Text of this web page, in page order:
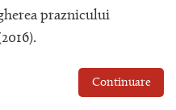
praznicului
Continuare